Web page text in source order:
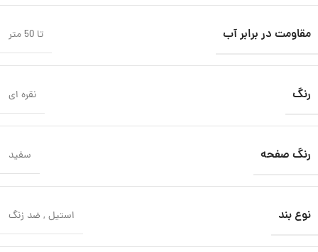
مقاومت در برابر آب تا 50 متر
رنگ نقره ای
رنگ صفحه سفید
نوع بند استیل , ضد زنگ